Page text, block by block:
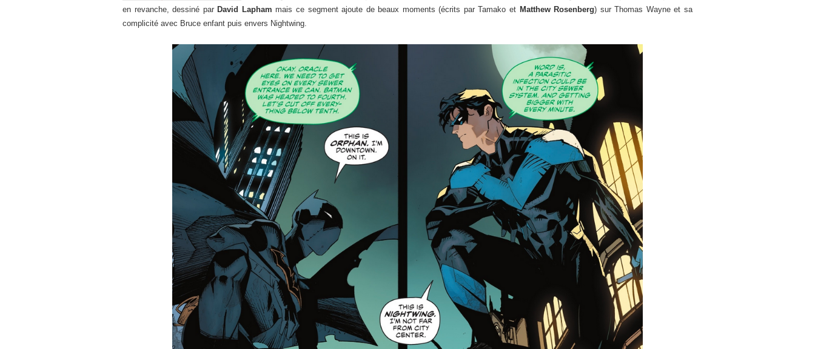
en revanche, dessiné par David Lapham mais ce segment ajoute de beaux moments (écrits par Tamako et Matthew Rosenberg) sur Thomas Wayne et sa
complicité avec Bruce enfant puis envers Nightwing.